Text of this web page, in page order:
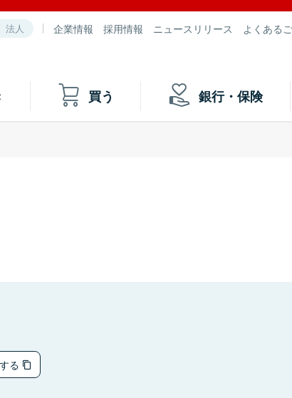
法人 企業情報 採用情報 ニュースリリース よくある
買う 銀行・保険
る